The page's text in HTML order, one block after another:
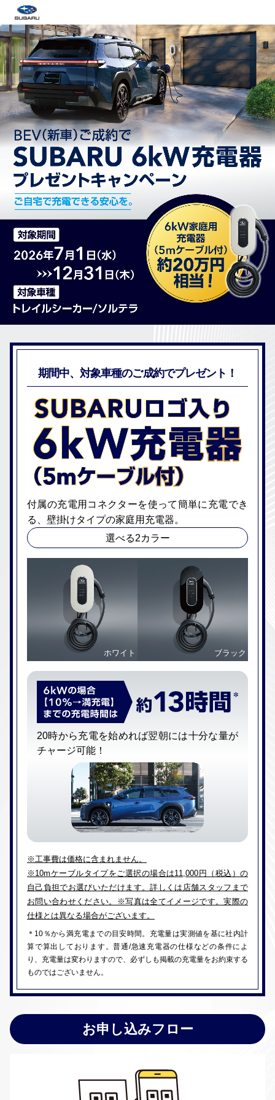
期間中、対象⾞種のご成約でプレゼント！
付属の充電⽤コネクターを使って簡単に充電でき
る、 壁掛けタイプの家庭⽤充電器。
選べる2カラー
ホワイト ブラック
20時から充電を始めれば翌朝には⼗分な量が
チャージ可能！
※⼯事費は価格に含まれません。
※10mケーブルタイプをご選択の場合は11,000円（税込）の
⾃⼰負担でお選びいただけます。詳しくは店舗スタッフまで
お問い合わせください。※写真は全てイメージです。実際の
仕様とは異なる場合がございます。
＊10％から満充電までの目安時間。充電量は実測値を基に社内計
算で算出しております。普通/急速充電器の仕様などの条件によ
り、充電量は変わりますので、 必ずしも掲載の充電量をお約束する
ものではございません。
お申し込みフロー